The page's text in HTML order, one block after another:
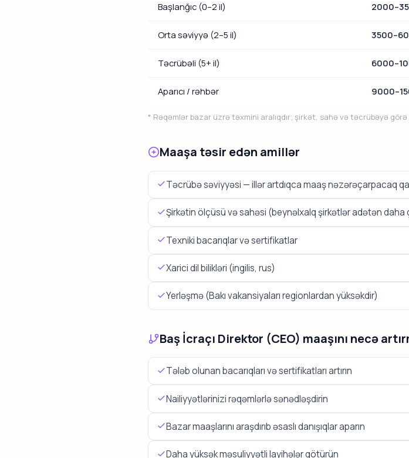
Başlanğıc (0–2 il)
Orta səviyyə (2–5 il)
Təcrübəli (5+ il)
Aparıcı / rəhbər
* Rəqəmlər bazar üzrə təxmini aralıqdır; şirkət, sahə və təcrübəyə görə
Maaşa təsir edən amillər
Təcrübə səviyyəsi — illər artdıqca maaş nəzərəçarpacaq
Şirkətin ölçüsü və sahəsi (beynəlxalq şirkətlər adətən daha
Texniki bacarıqlar və sertifikatlar
Xarici dil bilikləri (ingilis, rus)
Yerləşmə (Bakı vakansiyaları regionlardan yüksəkdir)
Baş İcraçı Direktor (CEO) maaşını necə
Tələb olunan bacarıqları və sertifikatları artırın
Nailiyyətlərinizi rəqəmlərlə sənədləşdirin
Bazar maaşlarını araşdırıb əsaslı danışıqlar aparın
Daha yüksək məsuliyyətli layihələr götürün